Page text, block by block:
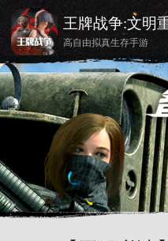
王牌战争:文明
高自由拟真生存手游